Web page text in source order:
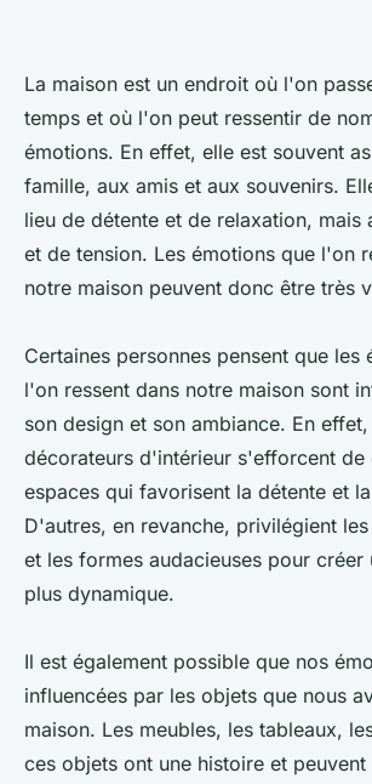
La maison est un endroit où l'on
temps et où l'on peut ressentir de
émotions. En effet, elle est souvent
famille, aux amis et aux souvenirs.
lieu de détente et de relaxation, mais
et de tension. Les émotions que l'on
notre maison peuvent donc être très
Certaines personnes pensent que les
l'on ressent dans notre maison sont
son design et son ambiance. En
décorateurs d'intérieur s'efforcent de
espaces qui favorisent la détente et
D'autres, en revanche, privilégient
et les formes audacieuses pour créer
plus dynamique.
Il est également possible que nos
influencées par les objets que nous
maison. Les meubles, les tableaux,
ces objets ont une histoire et